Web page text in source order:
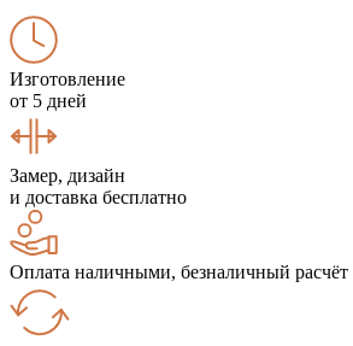
Изготовление
от 5 дней
Замер, дизайн
и доставка бесплатно
Оплата наличными, безналичный расчёт